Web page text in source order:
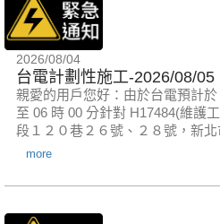
2026/08/04
台電計劃性施工-2026/08/05
親愛的用戶您好：由於台電預計
至 06 時 00 分針對 H17484(維護
段１２０巷２６號、２８號，新
more